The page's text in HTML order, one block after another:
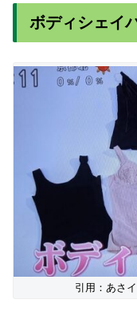
ボディシェイ
引用：あさ